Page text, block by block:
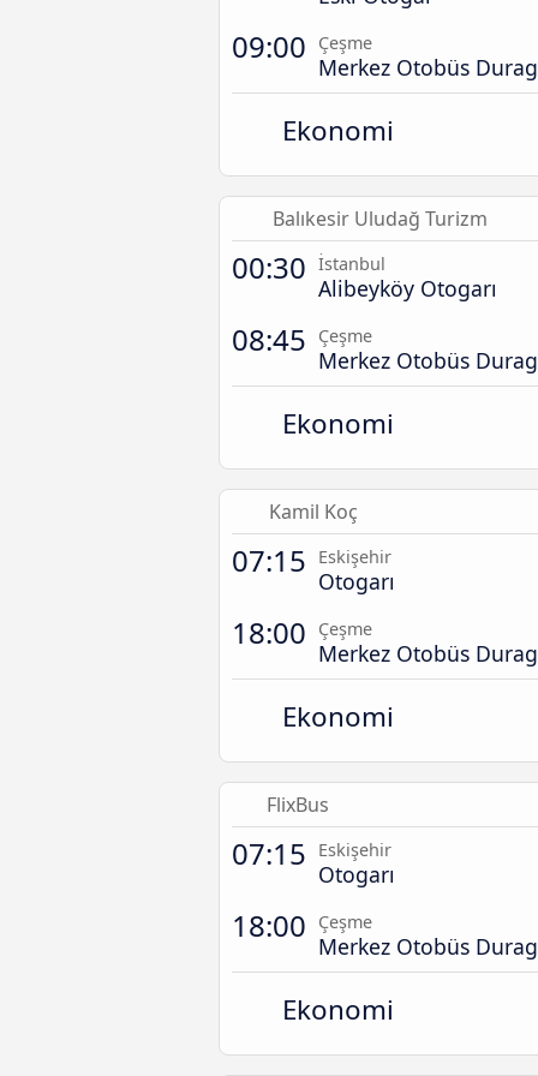
09:00 Çeşme
Merkez Otobüs
Ekonomi
Balıkesir Uludağ Turizm
00:30 İstanbul
Alibeyköy Otogarı
08:45 Çeşme
Merkez Otobüs
Ekonomi
Kamil Koç
07:15 Eskişehir
Otogarı
18:00 Çeşme
Merkez Otobüs
Ekonomi
FlixBus
07:15 Eskişehir
Otogarı
18:00 Çeşme
Merkez Otobüs
Ekonomi